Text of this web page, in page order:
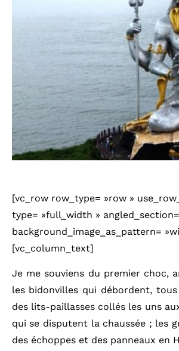
[vc_row row_type= »row »
type= »full_width »
background_image_as_pattern=
[vc_column_text]
Je me souviens du premier choc,
les bidonvilles qui débordent,
des lits-paillasses collés les uns
qui se disputent la chaussée ; les
des échoppes et des panneaux en